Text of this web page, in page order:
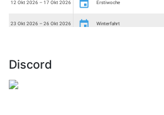
Discord